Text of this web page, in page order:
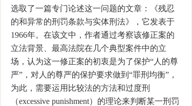
选取了一篇专门论述这一问题的文章：《残忍
的和异常的刑罚条款与实体刑法》，它发表于
1966年。在该文中，作者通过考察该修正案的
立法背景、最高法院在几个典型案件中的立
场，认为这一修正案的初衷是为了保护“人的尊
严”，对人的尊严的保护要求做到“罪刑均衡”，
为此，需要运用比较法的方法和过度刑
（excessive punishment）的理论来判断某一刑罚